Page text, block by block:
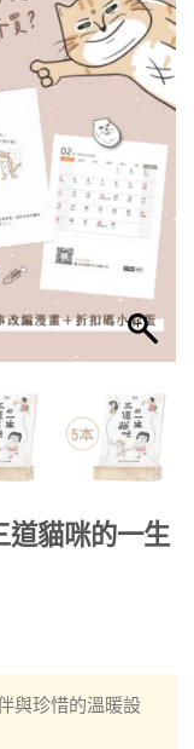
道貓咪的一生
與珍惜的溫暖設